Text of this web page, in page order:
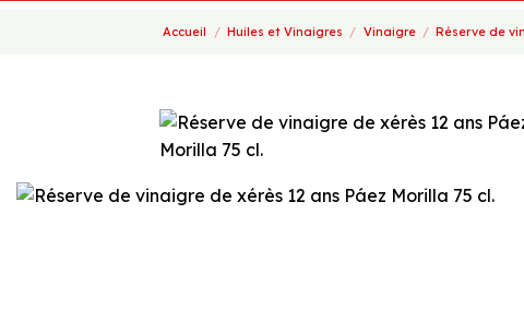
Accueil Huiles et Vinaigres Vinaigre Réserve de